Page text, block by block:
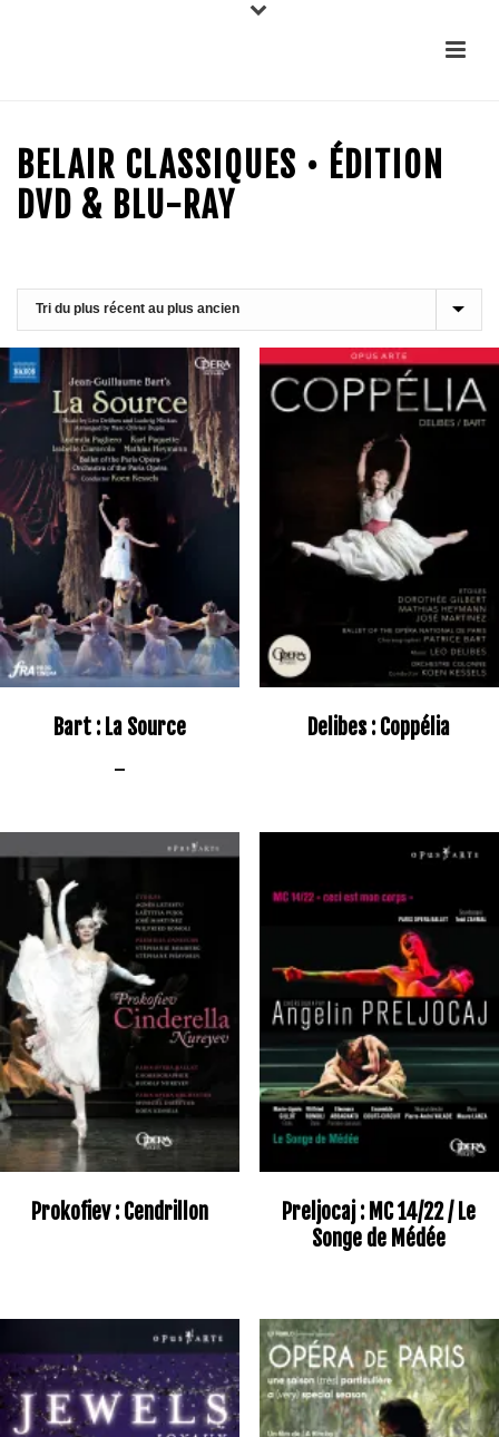
BELAIR CLASSIQUES • ÉDITION
DVD & BLU-RAY
Bart : La Source
–
Delibes : Coppélia
Prokofiev : Cendrillon
Preljocaj : MC 14/22 / Le
Songe de Médée